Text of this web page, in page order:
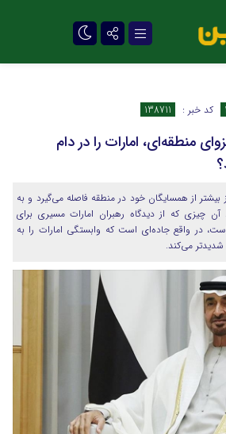
کد خبر : 138711
منطقه‌ای، امارات را در دام
بیشتر از همسایگان خود در منطقه فاصله می‌گیرد و به
آن چیزی که از دیدگاه رهبران امارات مسیری برای
در واقع جاده‌ای است که وابستگی امارات را به
می‌کند.